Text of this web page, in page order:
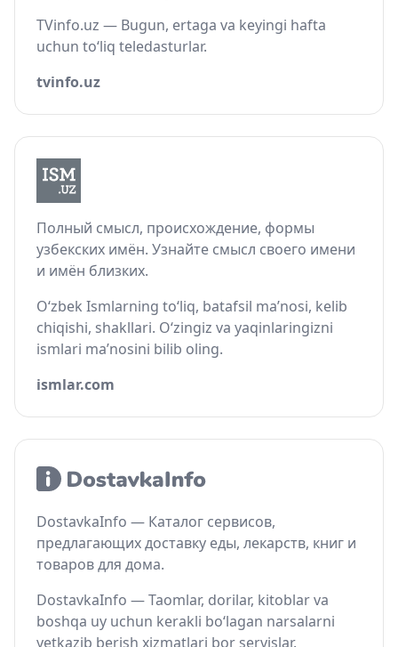
TVinfo.uz — Bugun, ertaga va keyingi hafta
uchun to‘liq teledasturlar.
tvinfo.uz
Полный смысл, происхождение, формы
узбекских имён. Узнайте смысл своего имени
и имён близких.
O‘zbek Ismlarning to‘liq, batafsil ma’nosi, kelib
chiqishi, shakllari. O‘zingiz va yaqinlaringizni
ismlari ma’nosini bilib oling.
ismlar.com
DostavkaInfo — Каталог сервисов,
предлагающих доставку еды, лекарств, книг и
товаров для дома.
DostavkaInfo — Taomlar, dorilar, kitoblar va
boshqa uy uchun kerakli bo‘lagan narsalarni
yetkazib berish xizmatlari bor servislar.